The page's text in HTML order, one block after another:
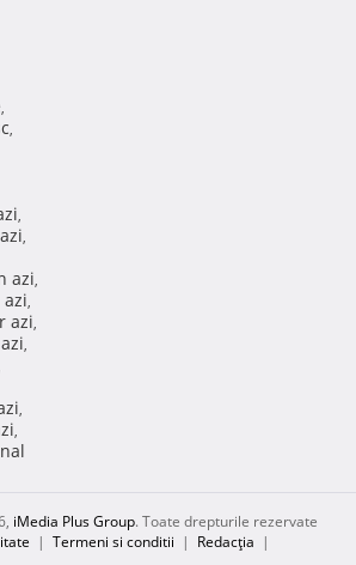
,
,
,
,
azi,
,
azi,
,
,
,
iMedia Plus Group. Toate drepturile rezervate
| Termeni si conditii | Redacţia |